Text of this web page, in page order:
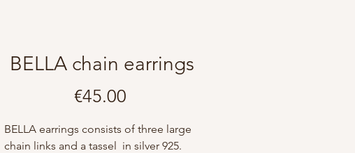
BELLA chain earrings
€45.00
BELLA earrings consists of three large
chain links and a tassel in silver 925.